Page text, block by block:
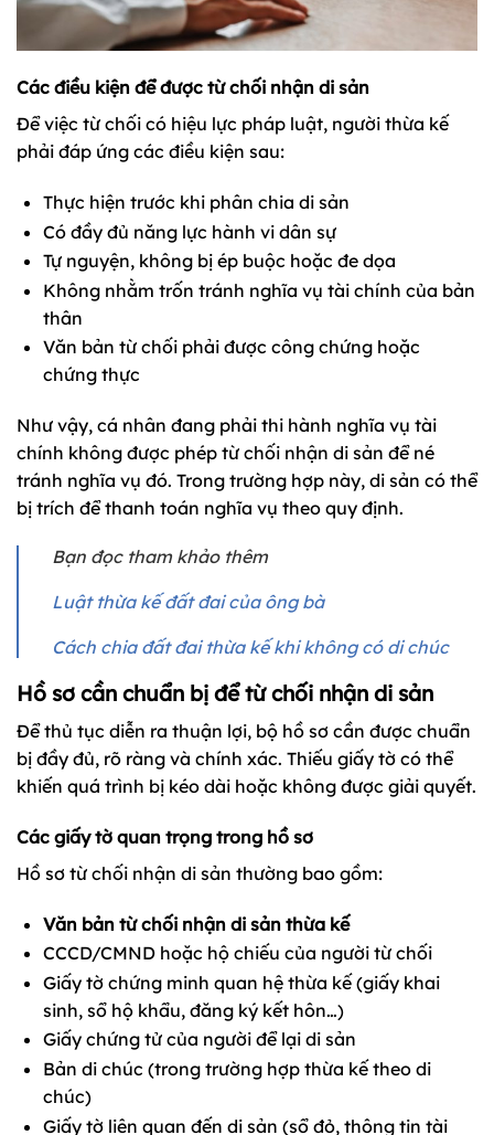
Các điều kiện để được từ chối nhận di sản
Để việc từ chối có hiệu lực pháp luật, người thừa kế
phải đáp ứng các điều kiện sau:
Thực hiện trước khi phân chia di sản
Có đầy đủ năng lực hành vi dân sự
Tự nguyện, không bị ép buộc hoặc đe dọa
Không nhằm trốn tránh nghĩa vụ tài chính của bản
thân
Văn bản từ chối phải được công chứng hoặc
chứng thực
Như vậy, cá nhân đang phải thi hành nghĩa vụ tài
chính không được phép từ chối nhận di sản để né
tránh nghĩa vụ đó. Trong trường hợp này, di sản có thể
bị trích để thanh toán nghĩa vụ theo quy định.
Bạn đọc tham khảo thêm
Luật thừa kế đất đai của ông bà
Cách chia đất đai thừa kế khi không có di chúc
Hồ sơ cần chuẩn bị để từ chối nhận di sản
Để thủ tục diễn ra thuận lợi, bộ hồ sơ cần được chuẩn
bị đầy đủ, rõ ràng và chính xác. Thiếu giấy tờ có thể
khiến quá trình bị kéo dài hoặc không được giải quyết.
Các giấy tờ quan trọng trong hồ sơ
Hồ sơ từ chối nhận di sản thường bao gồm:
Văn bản từ chối nhận di sản thừa kế
CCCD/CMND hoặc hộ chiếu của người từ chối
Giấy tờ chứng minh quan hệ thừa kế (giấy khai
sinh, sổ hộ khẩu, đăng ký kết hôn…)
Giấy chứng tử của người để lại di sản
Bản di chúc (trong trường hợp thừa kế theo di
chúc)
Giấy tờ liên quan đến di sản (sổ đỏ, thông tin tài